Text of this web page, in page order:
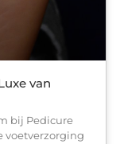
van
bij Pedicure
voetverzorging